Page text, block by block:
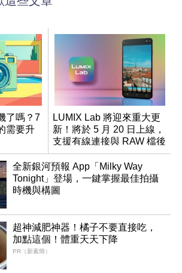
了嗎？7
需要升
LUMIX Lab 將迎來重大更
新！將於 5 月 20 日上線，
支援有線連接與 RAW 檔後
製
全新銀河預報 App「Milky Way
Tonight」登場，一鍵掌握最佳拍攝
時機與構圖
超神減肥神器！橘子不要直接吃，
加點這個！體重天天下降
PR（新素簡）